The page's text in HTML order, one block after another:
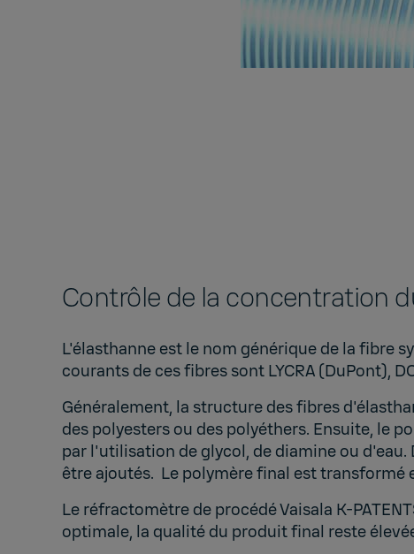
Contrôle de la concentration
L'élasthanne est le nom générique de la fibre
courants de ces fibres sont LYCRA (DuPont),
Généralement, la structure des fibres
des polyesters ou des polyéthers. Ensuite, le
par l'utilisation de glycol, de diamine ou
être ajoutés. Le polymère final est transformé
Le réfractomètre de procédé Vaisala K-
optimale, la qualité du produit final reste